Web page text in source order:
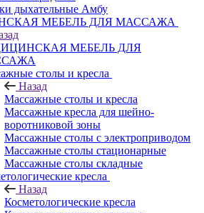
дыхательные Амбу
МЕБЕЛЬ ДЛЯ МАССАЖА
МЕБЕЛЬ ДЛЯ
столы и кресла
Назад
Массажные столы и кресла
Массажные кресла для шейно-
воротниковой зоны
Массажные столы с электроприводом
Массажные столы стационарные
Массажные столы складные
кресла
Назад
Косметологические кресла